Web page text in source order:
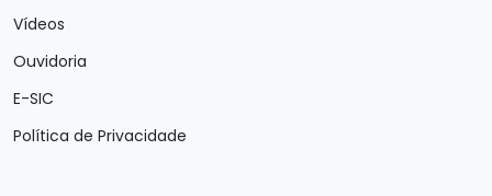
Vídeos
Ouvidoria
E-SIC
Política de Privacidade